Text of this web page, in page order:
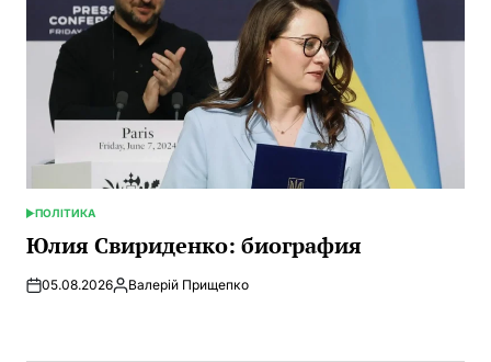
ОПУБЛИКОВАНО
В
ПОЛІТИКА
Юлия Свириденко: биография
05.08.2026Запись
Валерій Прищепко